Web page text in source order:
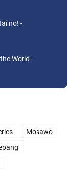
no! -
World -
Mosawo